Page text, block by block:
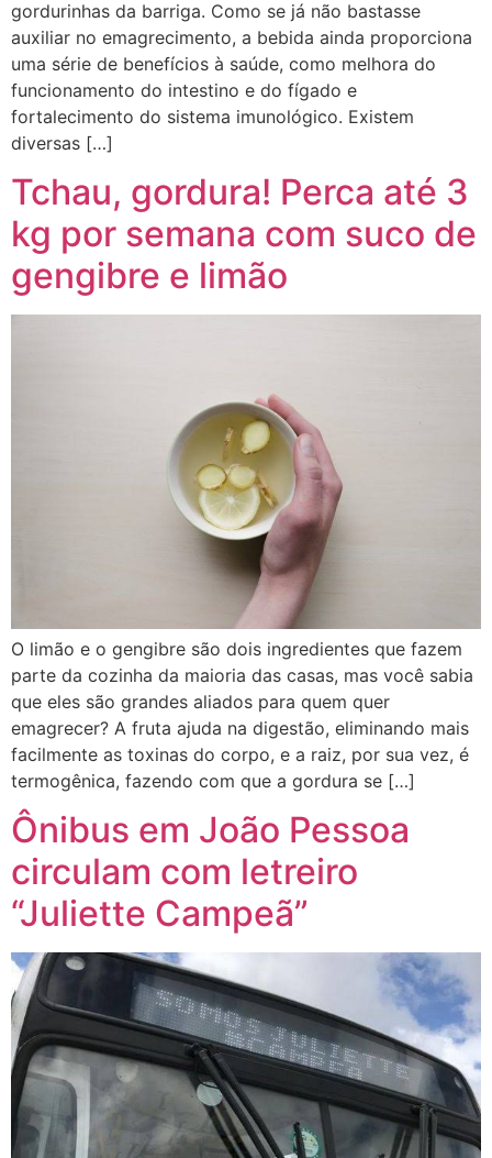
gordurinhas da barriga. Como se já não bastasse
auxiliar no emagrecimento, a bebida ainda proporciona
uma série de benefícios à saúde, como melhora do
funcionamento do intestino e do fígado e
fortalecimento do sistema imunológico. Existem
diversas […]
Tchau, gordura! Perca até 3
kg por semana com suco de
gengibre e limão
O limão e o gengibre são dois ingredientes que fazem
parte da cozinha da maioria das casas, mas você sabia
que eles são grandes aliados para quem quer
emagrecer? A fruta ajuda na digestão, eliminando mais
facilmente as toxinas do corpo, e a raiz, por sua vez, é
termogênica, fazendo com que a gordura se […]
Ônibus em João Pessoa
circulam com letreiro
“Juliette Campeã”